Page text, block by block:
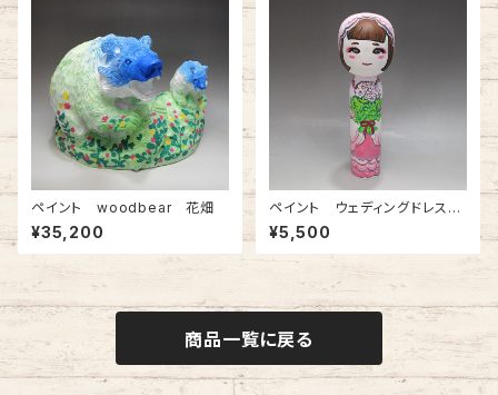
ペイント woodbear 花畑
¥35,200
ペイント ウェディングドレスこ
けし（新郎います）
¥5,500
商品一覧に戻る